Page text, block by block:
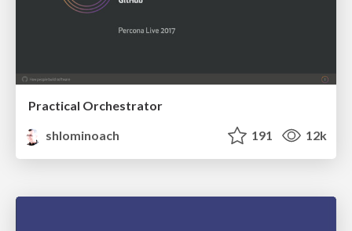
Practical Orchestrator
shlominoach
191 12k